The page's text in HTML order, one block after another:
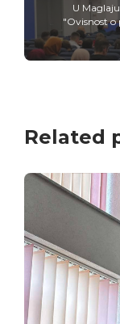
U
"Ovisnost
Related